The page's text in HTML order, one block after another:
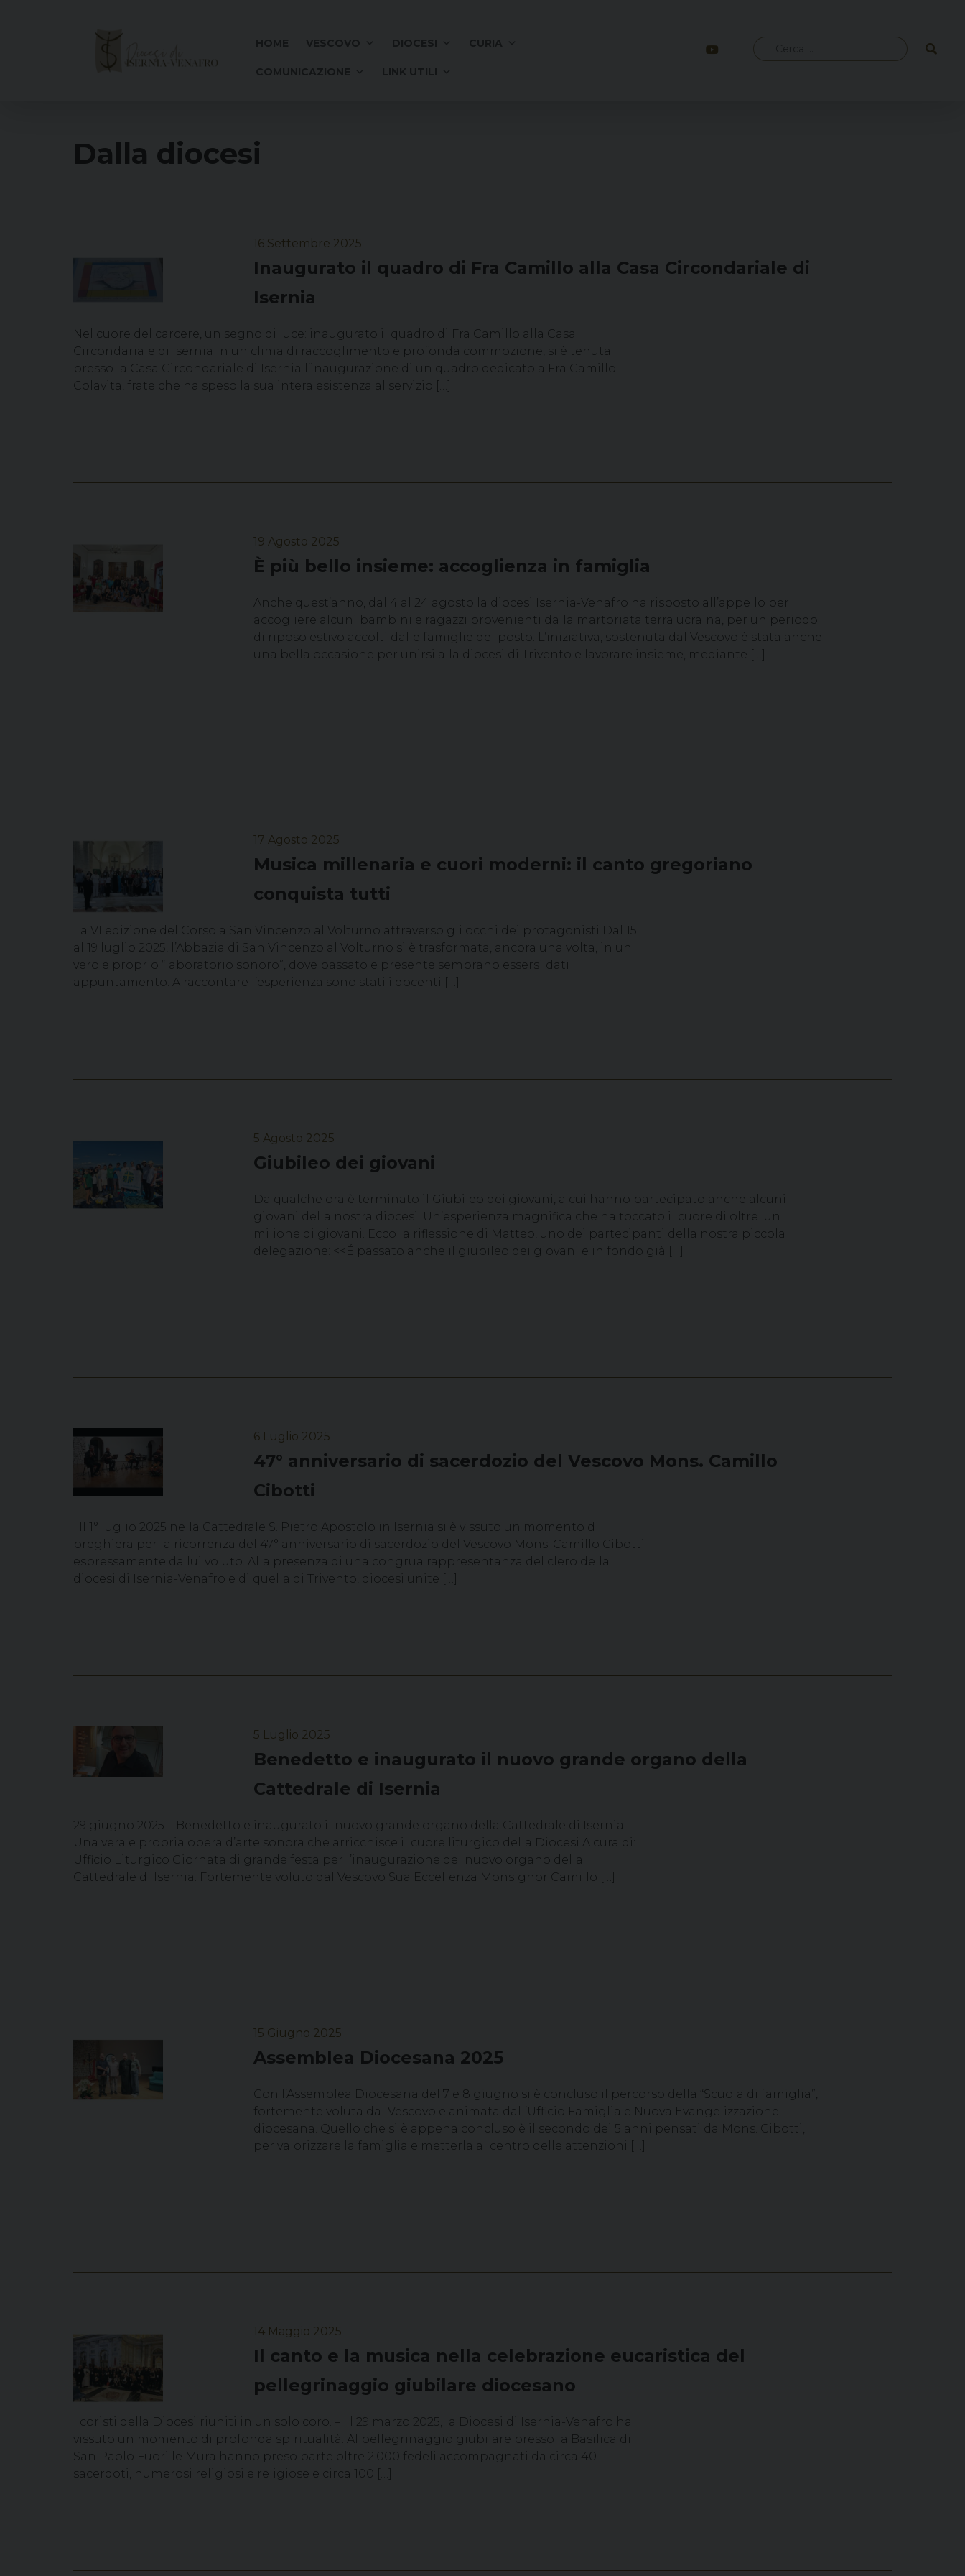
per:
Dalla diocesi
16 Settembre 2025
Inaugurato il quadro di Fra Camillo alla Casa Circondariale di
Isernia
Nel cuore del carcere, un segno di luce: inaugurato il quadro di Fra Camillo alla Casa
Circondariale di Isernia In un clima di raccoglimento e profonda commozione, si è tenuta
presso la Casa Circondariale di Isernia l’inaugurazione di un quadro dedicato a Fra Camillo
Colavita, frate che ha speso la sua intera esistenza al servizio […]
19 Agosto 2025
È più bello insieme: accoglienza in famiglia
Anche quest’anno, dal 4 al 24 agosto la diocesi Isernia-Venafro ha risposto all’appello per
accogliere alcuni bambini e ragazzi provenienti dalla martoriata terra ucraina, per un periodo
di riposo estivo accolti dalle famiglie del posto. L’iniziativa, sostenuta dal Vescovo è stata anche
una bella occasione per unirsi alla diocesi di Trivento e lavorare insieme, mediante […]
17 Agosto 2025
Musica millenaria e cuori moderni: il canto gregoriano
conquista tutti
La VI edizione del Corso a San Vincenzo al Volturno attraverso gli occhi dei protagonisti Dal 15
al 19 luglio 2025, l’Abbazia di San Vincenzo al Volturno si è trasformata, ancora una volta, in un
vero e proprio “laboratorio sonoro”, dove passato e presente sembrano essersi dati
appuntamento. A raccontare l’esperienza sono stati i docenti […]
5 Agosto 2025
Giubileo dei giovani
Da qualche ora è terminato il Giubileo dei giovani, a cui hanno partecipato anche alcuni
giovani della nostra diocesi. Un’esperienza magnifica che ha toccato il cuore di oltre un
milione di giovani. Ecco la riflessione di Matteo, uno dei partecipanti della nostra piccola
delegazione: <<É passato anche il giubileo dei giovani e in fondo già […]
6 Luglio 2025
47° anniversario di sacerdozio del Vescovo Mons. Camillo
Cibotti
Il 1° luglio 2025 nella Cattedrale S. Pietro Apostolo in Isernia si è vissuto un momento di
preghiera per la ricorrenza del 47° anniversario di sacerdozio del Vescovo Mons. Camillo Cibotti
espressamente da lui voluto. Alla presenza di una congrua rappresentanza del clero della
diocesi di Isernia-Venafro e di quella di Trivento, diocesi unite […]
5 Luglio 2025
Benedetto e inaugurato il nuovo grande organo della
Cattedrale di Isernia
29 giugno 2025 – Benedetto e inaugurato il nuovo grande organo della Cattedrale di Isernia
Una vera e propria opera d’arte sonora che arricchisce il cuore liturgico della Diocesi A cura di:
Ufficio Liturgico Giornata di grande festa per l’inaugurazione del nuovo organo della
Cattedrale di Isernia. Fortemente voluto dal Vescovo Sua Eccellenza Monsignor Camillo […]
15 Giugno 2025
Assemblea Diocesana 2025
Con l’Assemblea Diocesana del 7 e 8 giugno si è concluso il percorso della “Scuola di famiglia”,
fortemente voluta dal Vescovo e animata dall’Ufficio Famiglia e Nuova Evangelizzazione
diocesana. Quello che si è appena concluso è il secondo dei 5 anni pensati da Mons. Cibotti,
per valorizzare la famiglia e metterla al centro delle attenzioni […]
14 Maggio 2025
Il canto e la musica nella celebrazione eucaristica del
pellegrinaggio giubilare diocesano
I coristi della Diocesi riuniti in un solo coro. – Il 29 marzo 2025, la Diocesi di Isernia-Venafro ha
vissuto un momento di profonda spiritualità. Al pellegrinaggio giubilare presso la Basilica di
San Paolo Fuori le Mura hanno preso parte oltre 2.000 fedeli accompagnati da circa 40
sacerdoti, numerosi religiosi e religiose e circa 100 […]